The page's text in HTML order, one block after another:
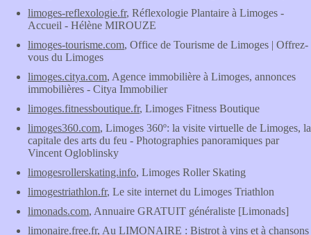
limoges-reflexologie.fr, Réflexologie Plantaire à Limoges -
Accueil - Hélène MIROUZE
limoges-tourisme.com, Office de Tourisme de Limoges | Offrez-
vous du Limoges
limoges.citya.com, Agence immobilière à Limoges, annonces
immobilières - Citya Immobilier
limoges.fitnessboutique.fr, Limoges Fitness Boutique
limoges360.com, Limoges 360º: la visite virtuelle de Limoges, la
capitale des arts du feu - Photographies panoramiques par
Vincent Ogloblinsky
limogesrollerskating.info, Limoges Roller Skating
limogestriathlon.fr, Le site internet du Limoges Triathlon
limonads.com, Annuaire GRATUIT généraliste [Limonads]
limonaire.free.fr, Au LIMONAIRE : Bistrot à vins et à chansons